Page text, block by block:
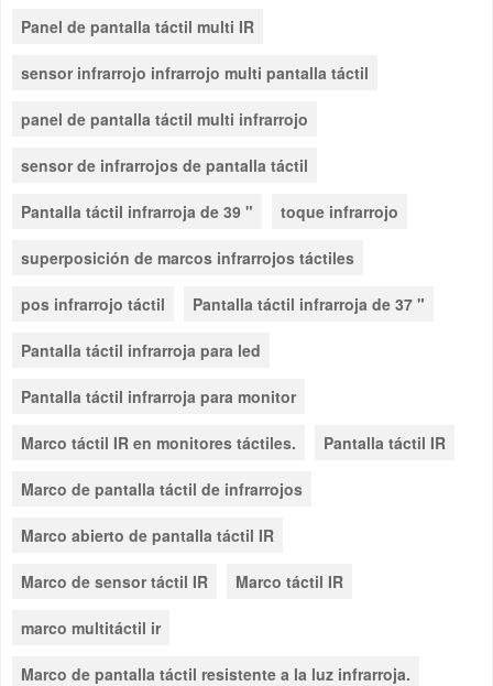
Panel de pantalla táctil multi IR
sensor infrarrojo infrarrojo multi pantalla táctil
panel de pantalla táctil multi infrarrojo
sensor de infrarrojos de pantalla táctil
Pantalla táctil infrarroja de 39 " toque infrarrojo
superposición de marcos infrarrojos táctiles
pos infrarrojo táctil Pantalla táctil infrarroja de 37 "
Pantalla táctil infrarroja para led
Pantalla táctil infrarroja para monitor
Marco táctil IR en monitores táctiles. Pantalla táctil IR
Marco de pantalla táctil de infrarrojos
Marco abierto de pantalla táctil IR
Marco de sensor táctil IR Marco táctil IR
marco multitáctil ir
Marco de pantalla táctil resistente a la luz infrarroja.